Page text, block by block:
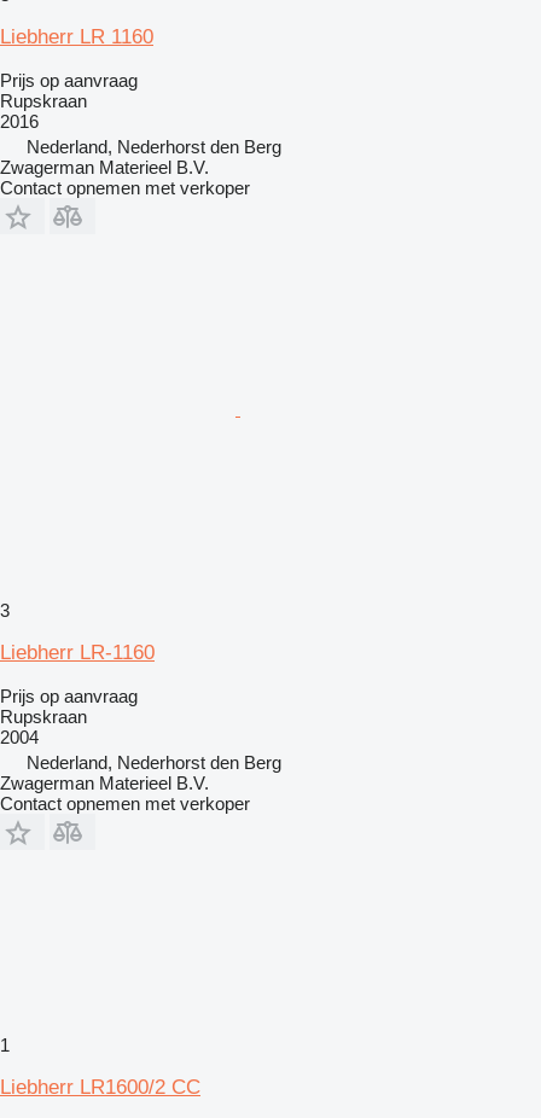
Liebherr LR 1160
Prijs op aanvraag
Rupskraan
2016
Nederland, Nederhorst den Berg
Zwagerman Materieel B.V.
Contact opnemen met verkoper
3
Liebherr LR-1160
Prijs op aanvraag
Rupskraan
2004
Nederland, Nederhorst den Berg
Zwagerman Materieel B.V.
Contact opnemen met verkoper
1
Liebherr LR1600/2 CC